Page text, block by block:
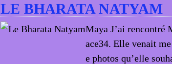
LE BHARATA NATYAM
Maya J’ai rencontré
ace34. Elle venait
e photos qu’elle